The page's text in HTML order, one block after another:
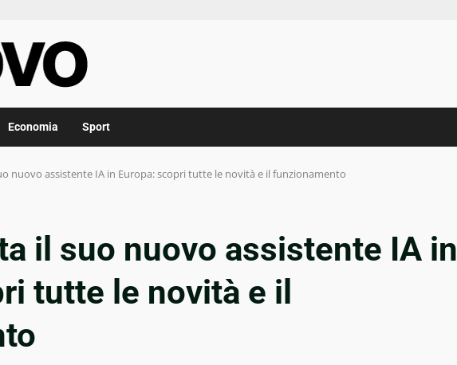
Economia Sport
nuovo assistente IA in Europa: scopri tutte le novità e il funzionamento
il suo nuovo assistente IA in
tutte le novità e il